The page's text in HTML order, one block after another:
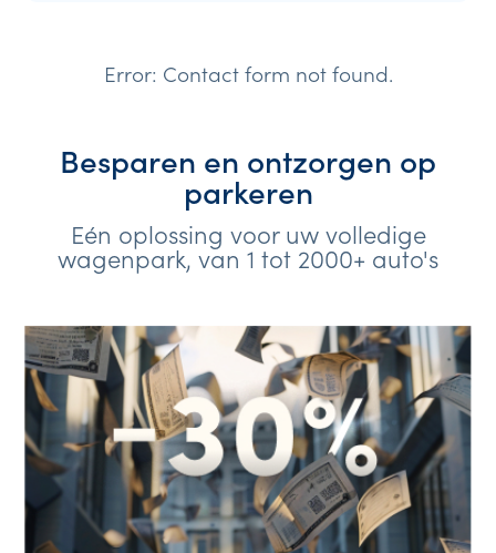
Error: Contact form not found.
Besparen en ontzorgen op
parkeren
Eén oplossing voor uw volledige
wagenpark, van 1 tot 2000+ auto's